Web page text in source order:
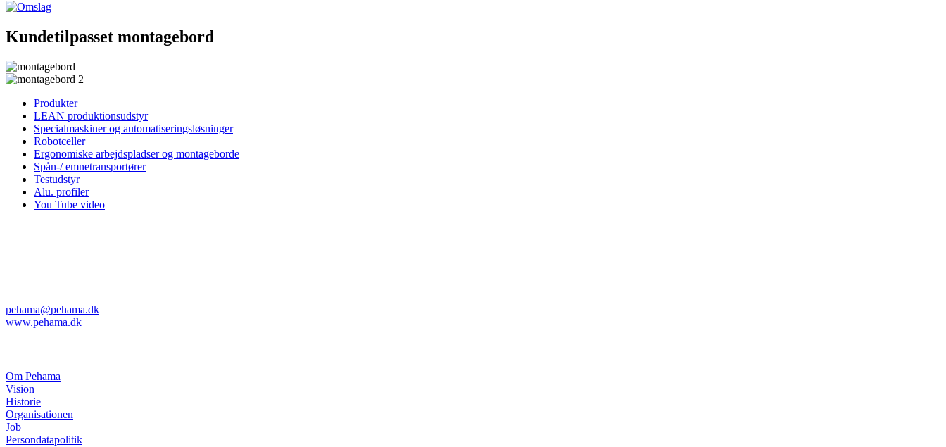
Kundetilpasset montagebord
Produkter
LEAN produktionsudstyr
Specialmaskiner og automatiseringsløsninger
Robotceller
Ergonomiske arbejdspladser og montageborde
Spån-/ emnetransportører
Testudstyr
Alu. profiler
You Tube video
pehama@pehama.dk
www.pehama.dk
Om Pehama
Vision
Historie
Organisationen
Job
Persondatapolitik